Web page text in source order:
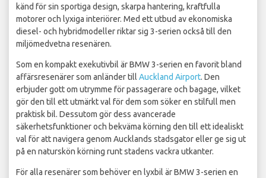
känd för sin sportiga design, skarpa hantering, kraftfulla
motorer och lyxiga interiörer. Med ett utbud av ekonomiska
diesel- och hybridmodeller riktar sig 3-serien också till den
miljömedvetna resenären.
Som en kompakt exekutivbil är BMW 3-serien en favorit bland
affärsresenärer som anländer till Auckland Airport. Den
erbjuder gott om utrymme för passagerare och bagage, vilket
gör den till ett utmärkt val för dem som söker en stilfull men
praktisk bil. Dessutom gör dess avancerade
säkerhetsfunktioner och bekväma körning den till ett idealiskt
val för att navigera genom Aucklands stadsgator eller ge sig ut
på en naturskön körning runt stadens vackra utkanter.
För alla resenärer som behöver en lyxbil är BMW 3-serien en